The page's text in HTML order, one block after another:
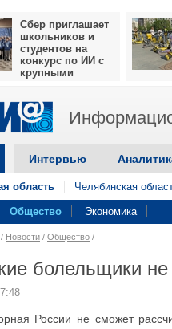
Сбер приглашает
школьников и
студентов на
конкурс по ИИ с
крупными
Интервью
область Челябинская
Общество Экономика
/ Новости / Общество /
болельщики
России не сможет